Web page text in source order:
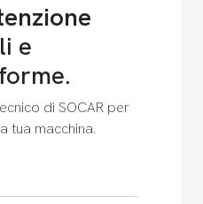
e
di SOCAR per
tua macchina.